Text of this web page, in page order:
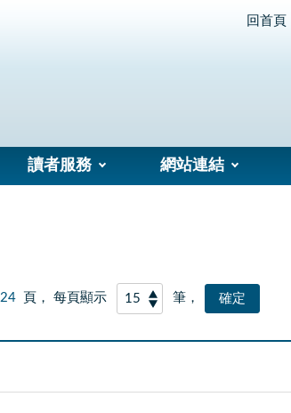
回首頁
讀者服務 網站連結
頁， 每頁顯示 筆，